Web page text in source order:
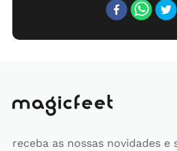
receba as nossas novidades e